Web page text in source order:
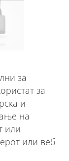
за
за
и
на
или
или веб-